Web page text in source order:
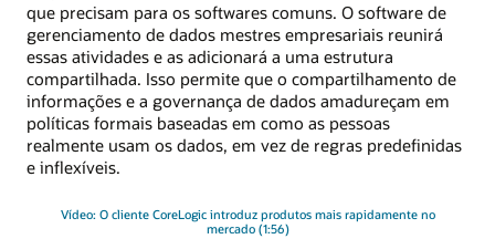
que precisam para os softwares comuns. O software de
gerenciamento de dados mestres empresariais reunirá
essas atividades e as adicionará a uma estrutura
compartilhada. Isso permite que o compartilhamento de
informações e a governança de dados amadureçam em
políticas formais baseadas em como as pessoas
realmente usam os dados, em vez de regras predefinidas
e inflexíveis.
Vídeo: O cliente CoreLogic introduz produtos mais rapidamente no
mercado (1:56)